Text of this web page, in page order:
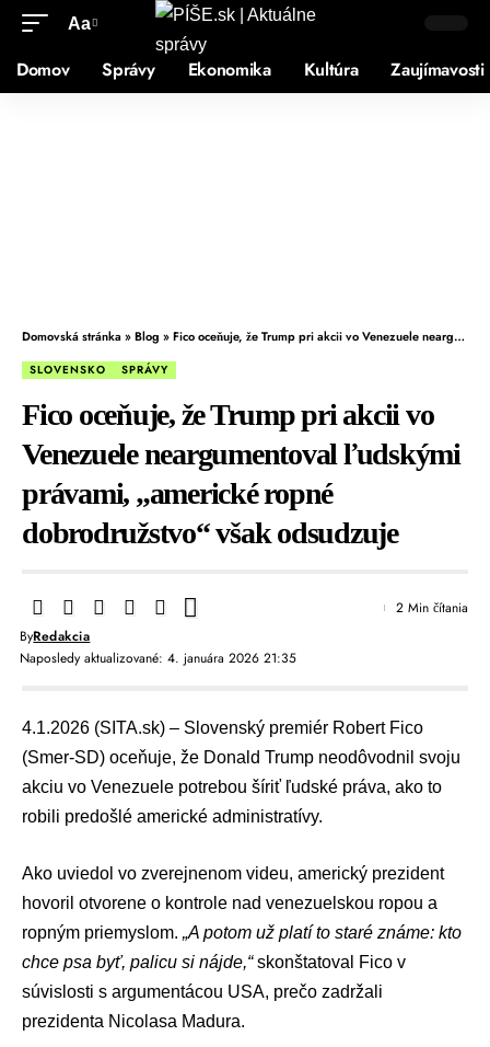
Aa
Domov Správy Ekonomika Kultúra Zaujímavosti
Domovská stránka»Blog »Fico oceňuje, že Trump pri akcii vo Venezuele neargumentoval ľudskými právami, „americké ropné dobrodružstvo“ však odsudzuje
SLOVENSKO SPRÁVY
Fico oceňuje, že Trump pri akcii vo
Venezuele neargumentoval ľudskými
právami, „americké ropné
dobrodružstvo“ však odsudzuje
Naposledy aktualizované: 4. januára 2026 21:35
ByRedakcia
2 Min čítania
4.1.2026 (SITA.sk) – Slovenský premiér Robert Fico
(Smer-SD) oceňuje, že Donald Trump neodôvodnil svoju
akciu vo Venezuele potrebou šíriť ľudské práva, ako to
robili predošlé americké administratívy.
Ako uviedol vo zverejnenom videu, americký prezident
hovoril otvorene o kontrole nad venezuelskou ropou a
ropným priemyslom. „A potom už platí to staré známe: kto
chce psa byť, palicu si nájde,“skonštatoval Fico v
súvislosti s argumentácou USA, prečo zadržali
prezidenta Nicolasa Madura.